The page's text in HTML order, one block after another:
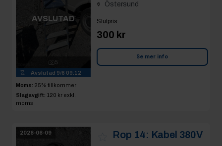
AVSLUTAD
5
Avslutad 9/6 09:12
Moms: 25% tillkommer
Slagavgift: 120 kr exkl.
moms
Östersund
Slutpris:
300 kr
Se mer info
2026-06-09 Rop 14: Kabel 380V